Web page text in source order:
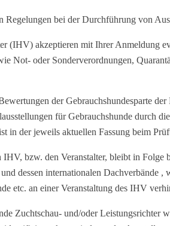
Regelungen bei der Durchführung von
(IHV) akzeptieren mit Ihrer Anmeldung
Not- oder Sonderverordnungen,
der Gebrauchshundesparte
für Gebrauchshunde durch
in der jeweils aktuellen Fassung beim
IHV, bzw. den Veranstalter, bleibt in
dessen internationalen Dachverbände ,
etc. an einer Veranstaltung des IHV
Zuchtschau- und/oder